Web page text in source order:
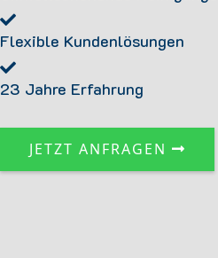
Flexible Kundenlösungen
23 Jahre Erfahrung
JETZT ANFRAGEN